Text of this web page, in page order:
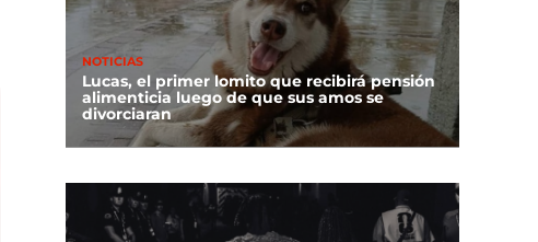
NOTICIAS
Lucas, el primer lomito que recibirá pensión
alimenticia luego de que sus amos se
divorciaran